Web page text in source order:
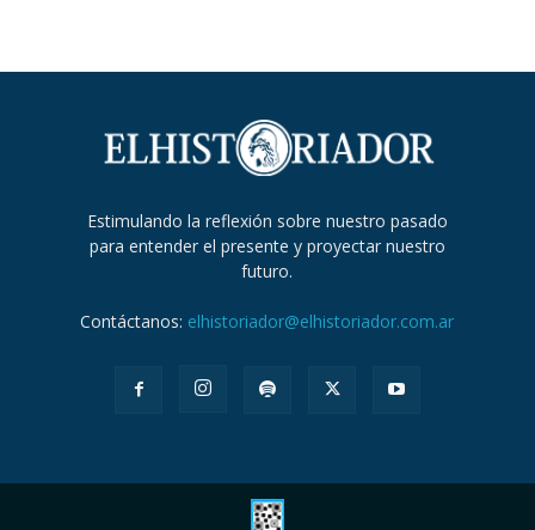
Estimulando la reflexión sobre nuestro pasado
para entender el presente y proyectar nuestro
futuro.
Contáctanos: elhistoriador@elhistoriador.com.ar